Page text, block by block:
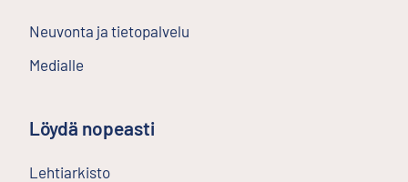
Neuvonta ja tietopalvelu
Medialle
Löydä nopeasti
Lehtiarkisto